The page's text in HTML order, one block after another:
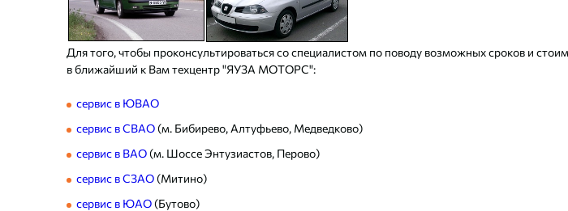
Для того, чтобы проконсультироваться со специалистом по поводу возможных сроков и
в ближайший к Вам техцентр "ЯУЗА МОТОРС":
сервис в ЮВАО
сервис в СВАО(м. Бибирево, Алтуфьево, Медведково)
сервис в ВАО(м. Шоссе Энтузиастов, Перово)
сервис в СЗАО(Митино)
сервис в ЮАО(Бутово)